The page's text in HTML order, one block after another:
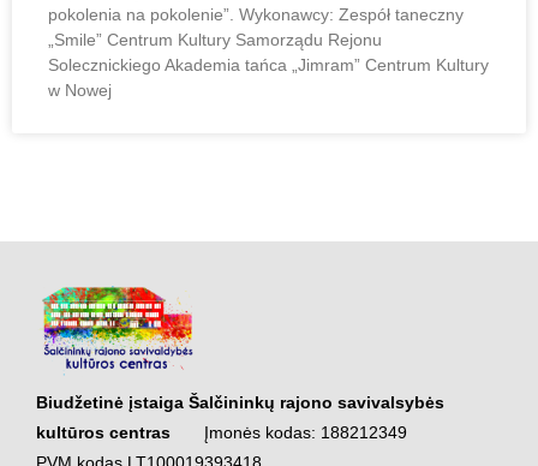
pokolenia na pokolenie”. Wykonawcy: Zespół taneczny
„Smile” Centrum Kultury Samorządu Rejonu
Solecznickiego Akademia tańca „Jimram” Centrum Kultury
w Nowej
Biudžetinė įstaiga Šalčininkų rajono savivalsybės
kultūros centras
Įmonės kodas: 188212349